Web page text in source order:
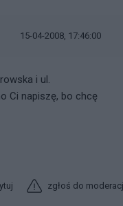
15-04-2008, 17:46:00
i ul.
Ci napiszę, bo chcę
zgłoś do